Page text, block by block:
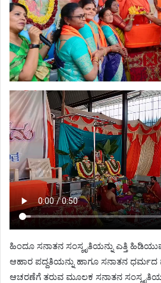
ಹಿಂದೂ ಸನಾತನ ಸಂಸ್ಕೃತಿಯನ್ನು ಎತ್ತಿ
ಆಹಾರ ಪದ್ದತಿಯನ್ನು‌ ಹಾಗೂ ಸನಾತನ ಧರ್ಮದ
ಆಚರಣೆಗೆ ತರುವ ಮೂಲಕ ಸನಾತನ